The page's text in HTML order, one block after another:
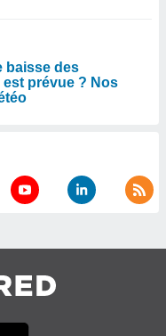
baisse des
prévue ? Nos